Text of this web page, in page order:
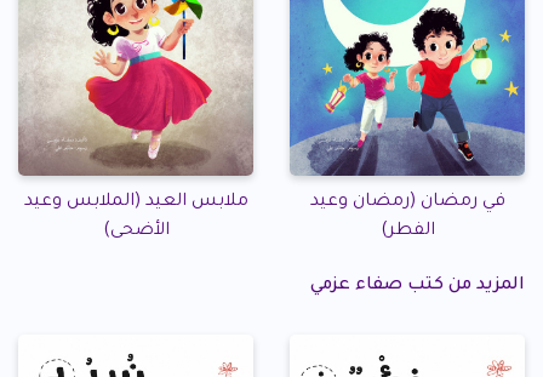
في رمضان (رمضان وعيد
الفطر)
ملابس العيد (الملابس وعيد
الأضحى)
المزيد من كتب صفاء عزمي